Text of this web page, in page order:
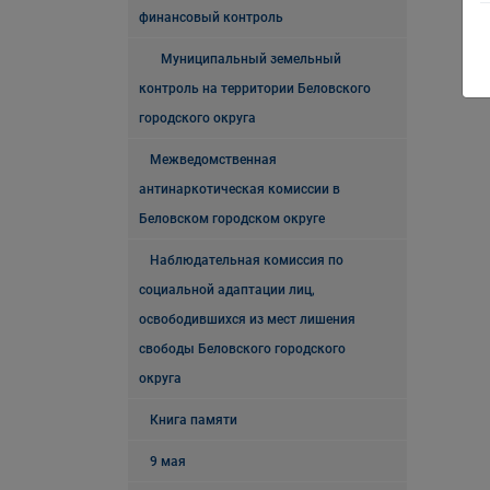
финансовый контроль
Муниципальный земельный
контроль на территории Беловского
городского округа
Межведомственная
антинаркотическая комиссии в
Беловском городском округе
Наблюдательная комиссия по
социальной адаптации лиц,
освободившихся из мест лишения
свободы Беловского городского
округа
Книга памяти
9 мая